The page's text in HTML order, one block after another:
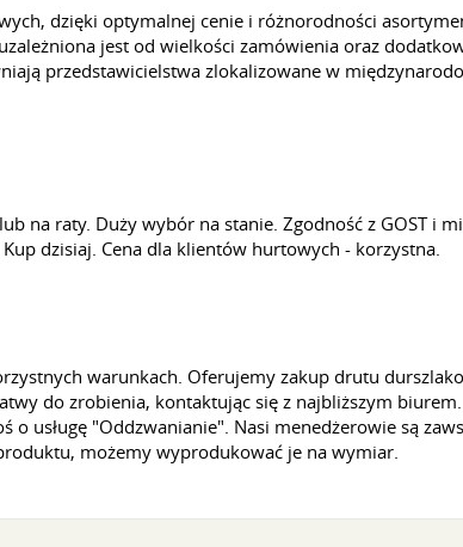
dzięki optymalnej cenie i różnorodności
jest od wielkości zamówienia oraz
przedstawicielstwa zlokalizowane w
na raty. Duży wybór na stanie. Zgodność z GOST i
dzisiaj. Cena dla klientów hurtowych - korzystna.
warunkach. Oferujemy zakup drutu
do zrobienia, kontaktując się z najbliższym
usługę "Oddzwanianie". Nasi menedżerowie są
możemy wyprodukować je na wymiar.